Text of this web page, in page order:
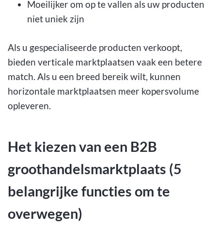
Moeilijker om op te vallen als uw producten
niet uniek zijn
Als u gespecialiseerde producten verkoopt,
bieden verticale marktplaatsen vaak een betere
match. Als u een breed bereik wilt, kunnen
horizontale marktplaatsen meer kopersvolume
opleveren.
Het kiezen van een B2B
groothandelsmarktplaats (5
belangrijke functies om te
overwegen)